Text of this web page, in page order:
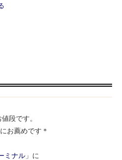
段です。
お薦めです＊
ミナル 」に